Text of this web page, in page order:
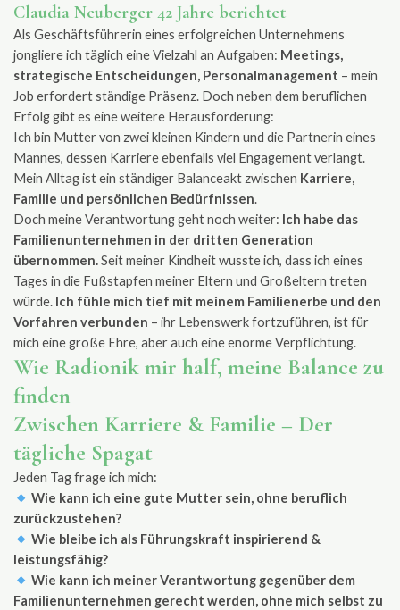
Claudia Neuberger 42 Jahre berichtet
Als Geschäftsführerin eines erfolgreichen Unternehmens
jongliere ich täglich eine Vielzahl an Aufgaben: Meetings,
strategische Entscheidungen, Personalmanagement – mein
Job erfordert ständige Präsenz. Doch neben dem beruflichen
Erfolg gibt es eine weitere Herausforderung:
Ich bin Mutter von zwei kleinen Kindern und die Partnerin eines
Mannes, dessen Karriere ebenfalls viel Engagement verlangt.
Mein Alltag ist ein ständiger Balanceakt zwischen Karriere,
Familie und persönlichen Bedürfnissen.
Doch meine Verantwortung geht noch weiter: Ich habe das
Familienunternehmen in der dritten Generation
übernommen.Seit meiner Kindheit wusste ich, dass ich eines
Tages in die Fußstapfen meiner Eltern und Großeltern treten
würde. Ich fühle mich tief mit meinem Familienerbe und den
Vorfahren verbunden – ihr Lebenswerk fortzuführen, ist für
mich eine große Ehre, aber auch eine enorme Verpflichtung.
Wie Radionik mir half, meine Balance zu
finden
Zwischen Karriere & Familie – Der
tägliche Spagat
Jeden Tag frage ich mich:
Wie kann ich eine gute Mutter sein, ohne beruflich
zurückzustehen?
Wie bleibe ich als Führungskraft inspirierend &
leistungsfähig?
Wie kann ich meiner Verantwortung gegenüber dem
Familienunternehmen gerecht werden, ohne mich selbst zu